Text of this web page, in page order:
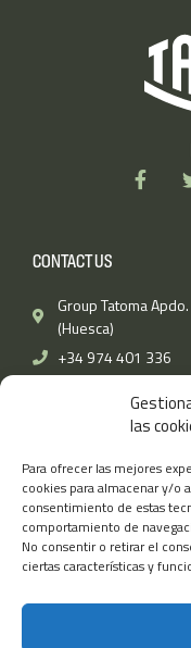
las
Para ofrecer las mejores
cookies para almacenar y/o
consentimiento de estas
comportamiento de
No consentir o retirar el
ciertas características y
F
a
k
f
CONTACT US
Group Tatoma
(Huesca)
+34 974 401 336
TATOMA
Work with us
Tatomafrío
TatomaTECH
TatomaAMERICA